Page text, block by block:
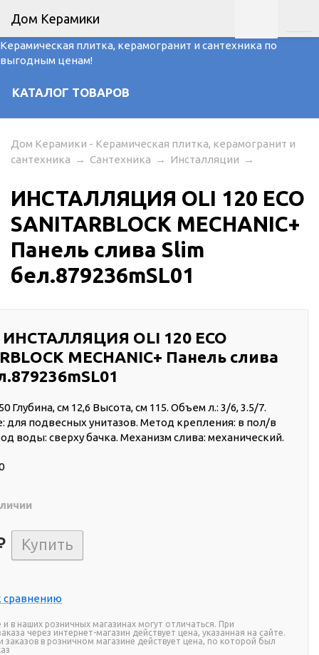
Керамическая плитка, керамогранит и сантехника по
выгодным ценам!
КАТАЛОГ ТОВАРОВ
Дом Керамики
Дом Керамики - Керамическая плитка, керамогранит и
сантехника → Сантехника → Инсталляции →
ИНСТАЛЛЯЦИЯ OLI 120 ECO
SANITARBLOCK MECHANIC+
Панель слива Slim
бел.879236mSL01
ИНСТАЛЛЯЦИЯ OLI 120 ECO
MECHANIC+ Панель слива
Глубина, см 12,6 Высота, см 115. Объем л.: 3/6, 3.5/7.
для подвесных унитазов. Метод крепления: в пол/в
воды: сверху бачка. Механизм слива: механический.
сравнению
в наших розничных магазинах могут отличаться. При
через интернет-магазин действует цена, указанная на сайте.
заказов в розничном магазине действует цена, по которой был